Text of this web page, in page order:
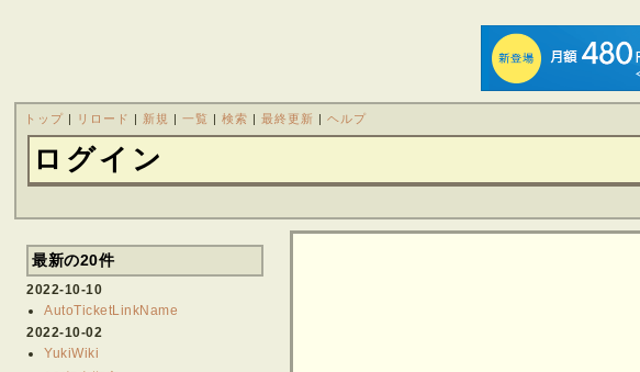
トップ | リロード | 新規 |一覧 |検索 |最終更新 |ヘルプ
ログイン
最新の20件
2022-10-10
AutoTicketLinkName
2022-10-02
YukiWiki